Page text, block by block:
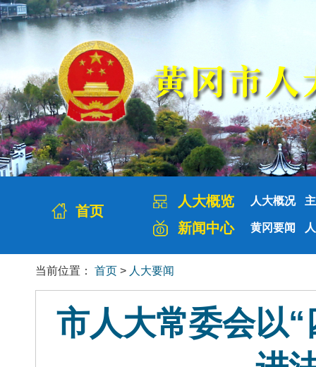
首页
人大概览 人大概况
新闻中心 黄冈要闻
当前位置： 首页 > 人大要闻
市人大常委会以